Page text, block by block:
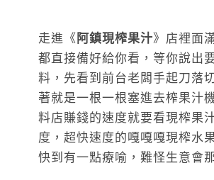
走進《 阿鎮現榨果汁》店裡面
都直接備好給你看，等你說出
料，先看到前台老闆手起刀落
著就是一根一根塞進去榨果汁
料店賺錢的速度就要看現榨果
度，超快速度的嘎嘎嘎現榨水
快到有一點療喻，難怪生意會